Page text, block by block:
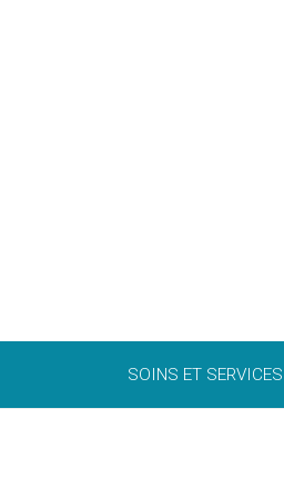
SOINS ET SERVICES